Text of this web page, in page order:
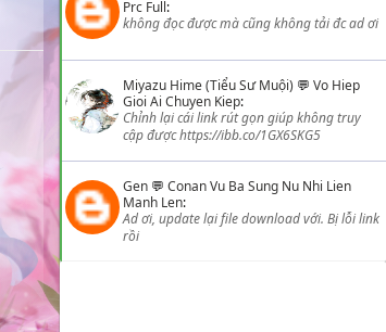
Prc Full:
không đọc được mà cũng không tải đc ad ơi
Miyazu Hime (Tiểu Sư Muội) 💬 Vo Hiep
Gioi Ai Chuyen Kiep:
Chỉnh lại cái link rút gọn giúp không truy
cập được https://ibb.co/1GX6SKG5
Gen 💬 Conan Vu Ba Sung Nu Nhi Lien
Manh Len:
Ad ơi, update lại file download với. Bị lỗi link
rồi